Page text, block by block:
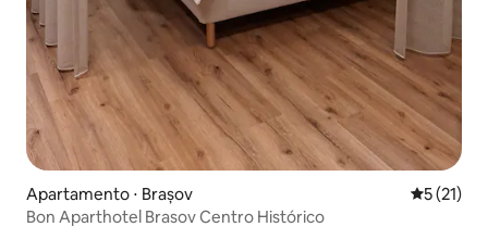
Apartamento ⋅ Brașov 5 de uma
5 (21)
Bon Aparthotel Brasov Centro Histórico